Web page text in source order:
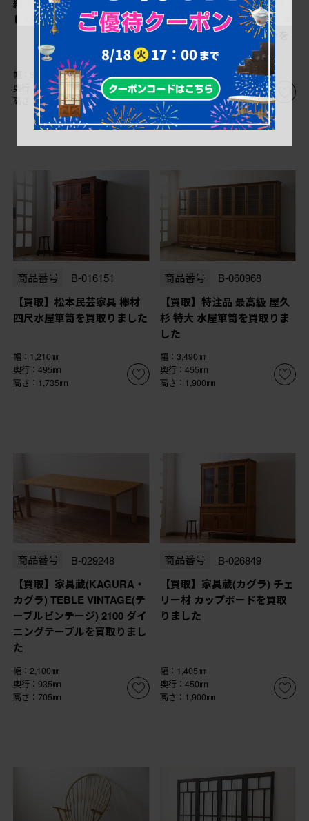
絵・螺鈿 飾り棚を買取りま
した
幅：820㎜
奥行：370㎜
高さ：785㎜
Norman Foster(ノーマン・
フォスター) FOSTER 500 本
革(レザー) 1人掛けソファを
買取りました
幅：800㎜
奥行：810㎜
高さ：760㎜
商品番号 B-016151
【買取】松本民芸家具 欅材
四尺水屋箪笥を買取りました
幅：1,210㎜
奥行：495㎜
高さ：1,735㎜
商品番号 B-060968
【買取】特注品 最高級 屋久
杉 特大 水屋箪笥を買取りま
した
幅：3,490㎜
奥行：455㎜
高さ：1,900㎜
商品番号 B-029248
【買取】家具蔵(KAGURA・
カグラ) TEBLE VINTAGE(テ
ーブルビンテージ) 2100 ダイ
ニングテーブルを買取りまし
た
幅：2,100㎜
奥行：935㎜
高さ：705㎜
商品番号 B-026849
【買取】家具蔵(カグラ) チェ
リー材 カップボードを買取
りました
幅：1,405㎜
奥行：450㎜
高さ：1,900㎜